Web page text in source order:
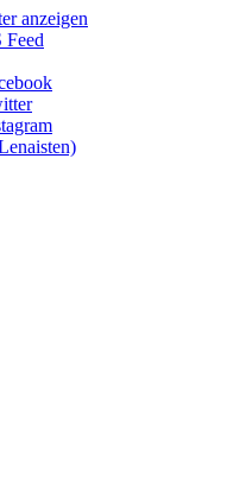
anzeigen
Feed